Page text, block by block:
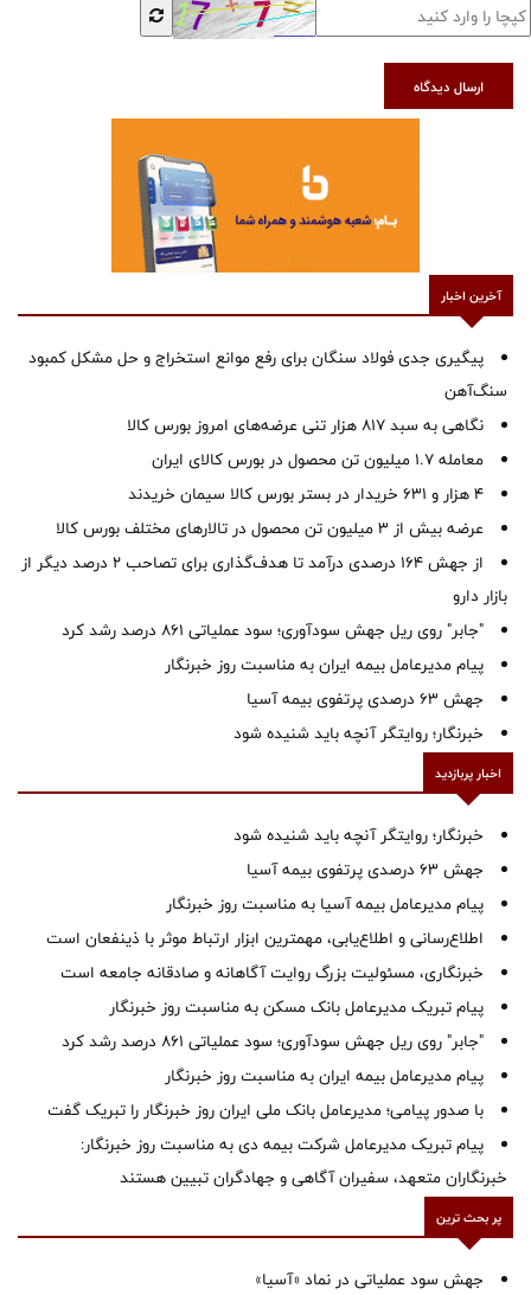
ارسال دیدگاه
آخرین اخبار
پیگیری جدی فولاد سنگان برای رفع موانع استخراج و حل مشکل کمبود
سنگ‌آهن
نگاهی به سبد ۸۱۷ هزار تنی عرضه‌های امروز بورس کالا
معامله ۱.۷ میلیون تن محصول در بورس کالای ایران
۴ هزار و ۶۳۱ خریدار در بستر بورس کالا سیمان خریدند
عرضه بیش از ۳ میلیون تن محصول در تالارهای مختلف بورس کالا
از جهش ۱۶۴ درصدی درآمد تا هدف‌گذاری برای تصاحب ۲ درصد دیگر از
بازار دارو
"جابر" روی ریل جهش سودآوری؛ سود عملیاتی ۸۶۱ درصد رشد کرد
پیام مدیرعامل بیمه ایران به مناسبت روز خبرنگار
جهش ۶۳ درصدی پرتفوی بیمه آسیا
خبرنگار؛ روایتگر آنچه باید شنیده شود
اخبار پربازدید
خبرنگار؛ روایتگر آنچه باید شنیده شود
جهش ۶۳ درصدی پرتفوی بیمه آسیا
پیام مدیرعامل بیمه آسیا به مناسبت روز خبرنگار
اطلاع‌رسانی و اطلاع‌یابی، مهمترین ابزار ارتباط موثر با ذینفعان است
خبرنگاری، مسئولیت بزرگ روایت آگاهانه و صادقانه جامعه است
پیام تبریک مدیرعامل بانک مسکن به مناسبت روز خبرنگار
"جابر" روی ریل جهش سودآوری؛ سود عملیاتی ۸۶۱ درصد رشد کرد
پیام مدیرعامل بیمه ایران به مناسبت روز خبرنگار
با صدور پیامی؛ مدیرعامل بانک ملی ایران روز خبرنگار را تبریک گفت
پیام تبریک مدیرعامل شرکت بیمه دی به مناسبت روز خبرنگار:
خبرنگاران متعهد، سفیران آگاهی و جهادگران تبیین هستند
پر بحث ترین
جهش سود عملیاتی در نماد «آسیا»